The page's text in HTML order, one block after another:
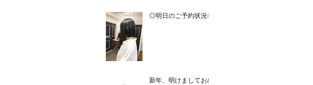
◎明日のご予約状況◎
新年、明けましておめ